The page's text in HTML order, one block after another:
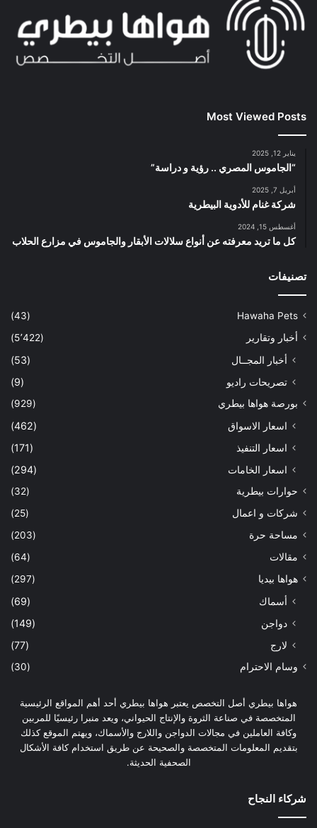
Most Viewed Posts
يناير 12, 2025
“الجاموس المصري .. رؤية و دراسة”
أبريل 7, 2025
شركة غنام للأدوية البيطرية
أغسطس 15, 2024
كل ما تريد معرفته عن أنواع سلالات الأبقار والجاموس في مزارع الحلاب
تصنيفات
Hawaha Pets
(43)
أخبار وتقارير
(5٬422)
أخبار المجــال
(53)
تصريحات راديو
(9)
بورصة هواها بيطري (929)
اسعار الاسواق
(462)
اسعار التنفيذ
(171)
اسعار الخامات
(294)
حوارات بيطرية
(32)
شركات و اعمال
(25)
مساحة حرة
(203)
مقالات
(64)
هواها بيديا
(297)
أسماك
(69)
دواجن
(149)
لارج
(77)
وسام الاحترام (30)
هواها بيطري أصل التخصص يعتبر هواها بيطري أحد أهم المواقع الرئيسية
المتخصصة في صناعة الثروة والإنتاج الحيواني، ويعد منبرا رئيسيًا للمربين
وكافة العاملين في مجالات الدواجن واللارج والأسماك، ويهتم الموقع كذلك
بتقديم المعلومات المتخصصة والصحيحة عن طريق استخدام كافة الأشكال
الصحفية الحديثة.
شركاء النجاح